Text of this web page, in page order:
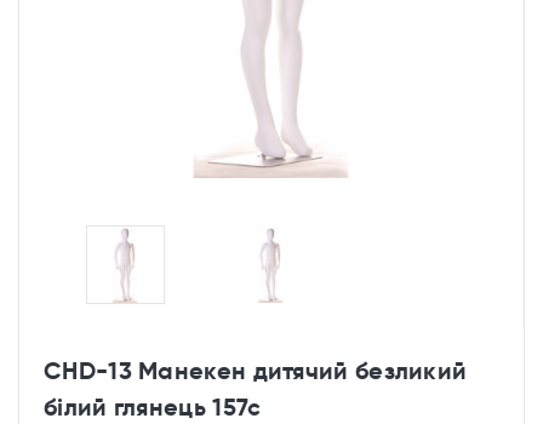
CHD-13 Манекен дитячий безликий
білий глянець 157с